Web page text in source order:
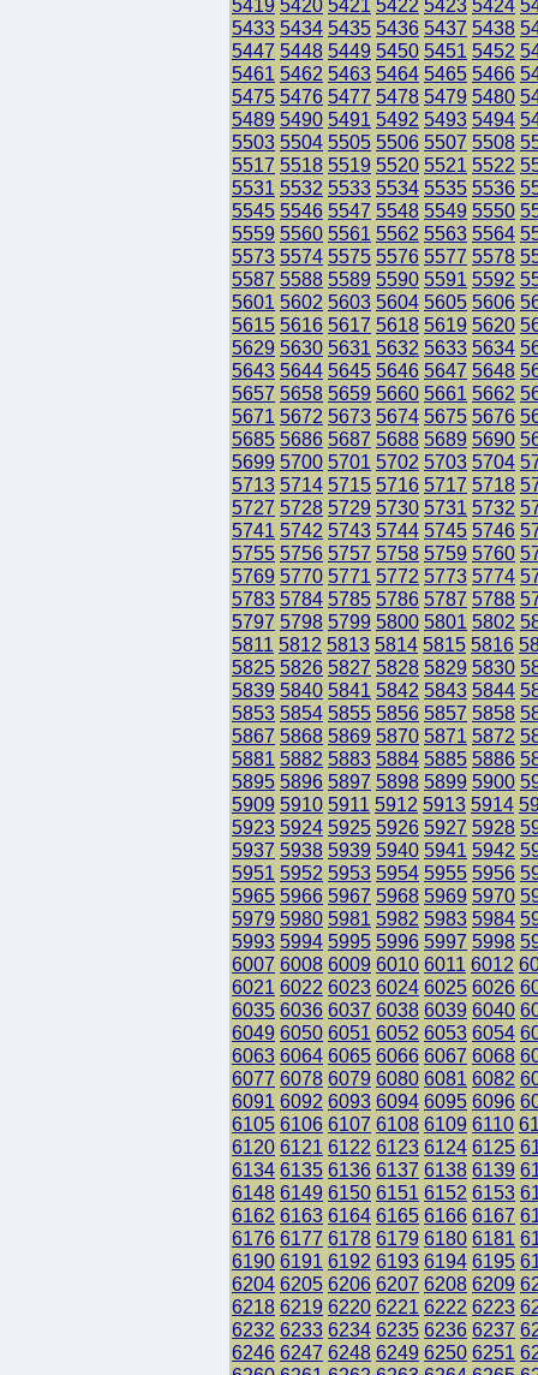
5419 5420 5421 5422 5423 5424
5433 5434 5435 5436 5437 5438
5447 5448 5449 5450 5451 5452
5461 5462 5463 5464 5465 5466
5475 5476 5477 5478 5479 5480
5489 5490 5491 5492 5493 5494
5503 5504 5505 5506 5507 5508
5517 5518 5519 5520 5521 5522
5531 5532 5533 5534 5535 5536
5545 5546 5547 5548 5549 5550
5559 5560 5561 5562 5563 5564
5573 5574 5575 5576 5577 5578
5587 5588 5589 5590 5591 5592
5601 5602 5603 5604 5605 5606
5615 5616 5617 5618 5619 5620
5629 5630 5631 5632 5633 5634
5643 5644 5645 5646 5647 5648
5657 5658 5659 5660 5661 5662
5671 5672 5673 5674 5675 5676
5685 5686 5687 5688 5689 5690
5699 5700 5701 5702 5703 5704
5713 5714 5715 5716 5717 5718
5727 5728 5729 5730 5731 5732
5741 5742 5743 5744 5745 5746
5755 5756 5757 5758 5759 5760
5769 5770 5771 5772 5773 5774
5783 5784 5785 5786 5787 5788
5797 5798 5799 5800 5801 5802
5811 5812 5813 5814 5815 5816
5825 5826 5827 5828 5829 5830
5839 5840 5841 5842 5843 5844
5853 5854 5855 5856 5857 5858
5867 5868 5869 5870 5871 5872
5881 5882 5883 5884 5885 5886
5895 5896 5897 5898 5899 5900
5909 5910 5911 5912 5913 5914
5923 5924 5925 5926 5927 5928
5937 5938 5939 5940 5941 5942
5951 5952 5953 5954 5955 5956
5965 5966 5967 5968 5969 5970
5979 5980 5981 5982 5983 5984
5993 5994 5995 5996 5997 5998
6007 6008 6009 6010 6011 6012
6021 6022 6023 6024 6025 6026
6035 6036 6037 6038 6039 6040
6049 6050 6051 6052 6053 6054
6063 6064 6065 6066 6067 6068
6077 6078 6079 6080 6081 6082
6091 6092 6093 6094 6095 6096
6105 6106 6107 6108 6109 6110
6120 6121 6122 6123 6124 6125
6134 6135 6136 6137 6138 6139
6148 6149 6150 6151 6152 6153
6162 6163 6164 6165 6166 6167
6176 6177 6178 6179 6180 6181
6190 6191 6192 6193 6194 6195
6204 6205 6206 6207 6208 6209
6218 6219 6220 6221 6222 6223
6232 6233 6234 6235 6236 6237
6246 6247 6248 6249 6250 6251